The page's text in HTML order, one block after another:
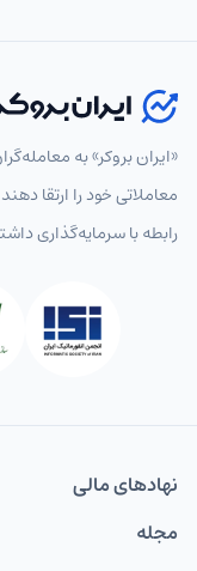
«ایران بروکر» به
معاملاتی خود را ارتقا
رابطه با سرمایه‌گذاری
نهاد‌های مالی
مجله